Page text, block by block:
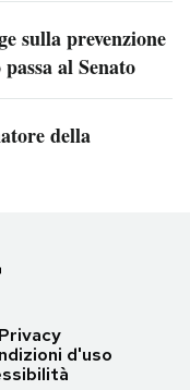
sulla prevenzione
al Senato
della
Privacy
d'uso